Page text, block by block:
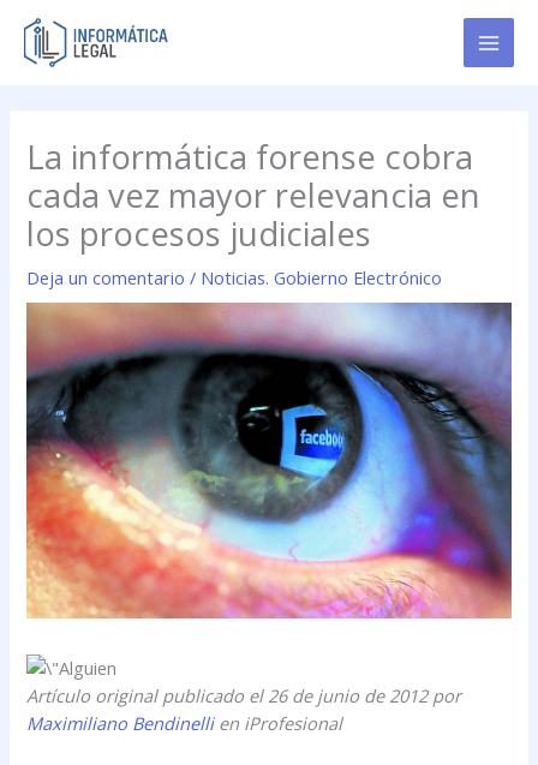
contenido
La informática forense cobra
cada vez mayor relevancia en
los procesos judiciales
Deja un comentario / Noticias. Gobierno Electrónico
Artículo original publicado el 26 de junio de 2012 por
Maximiliano Bendinellien iProfesional